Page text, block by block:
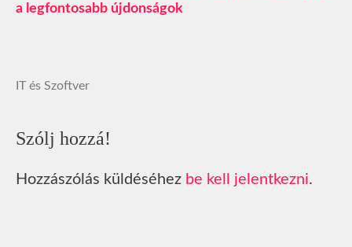
a legfontosabb újdonságok
IT és Szoftver
Szólj hozzá!
Hozzászólás küldéséhez be kell jelentkezni.